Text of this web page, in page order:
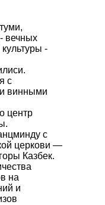
вечных
-
с
винными
центр
с
церкови —
Казбек.
на
и